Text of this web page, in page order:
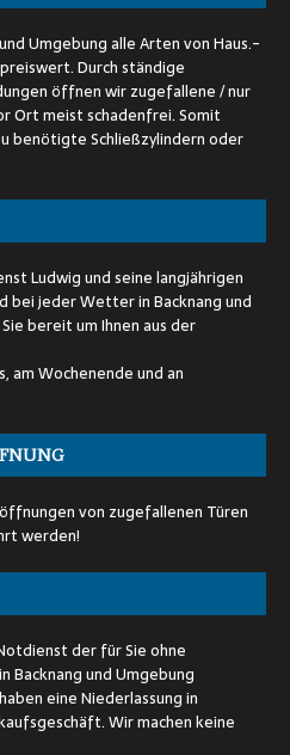
Umgebung alle Arten von Haus.-
Durch ständige
öffnen wir zugefallene / nur
Ort meist schadenfrei. Somit
benötigte Schließzylindern oder
Ludwig und seine langjährigen
bei jeder Wetter in Backnang und
bereit um Ihnen aus der
am Wochenende und an
von zugefallenen Türen
werden!
der für Sie ohne
Backnang und Umgebung
eine Niederlassung in
Wir machen keine